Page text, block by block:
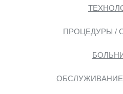
ПРОЦЕДУРЫ /